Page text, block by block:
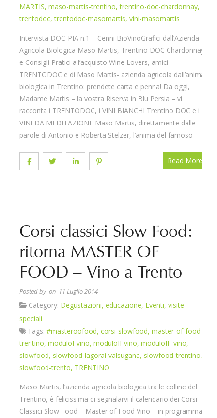
MARTIS, maso-martis-trentino,trentino-doc-chardonnay,
trentodoc,trentodoc-masomartis, vini-masomartis
Intervista DOC-PIA n.1 – Cenni BioVinoGrafici dall’Azienda
Agricola Biologica Maso Martis, Trentino DOC Chardonnay
e Consigli Pratici all’acquisto Wine Lovers, amici
TRENTODOC e di Maso Martis- azienda agricola dall’anima
biologica in Trentino: prendete carta e penna! Da oggi,
Madame Martis – la vostra Riserva in Blu Persia – vi
racconta i TRENTODOC, i VINI BIANCHI Trentino DOC e i
VINI DA MEDITAZIONE Maso Martis, direttamente dalle
parole di Antonio e Roberta Stelzer, l’anima del famoso
Read More
Corsi classici Slow Food:
ritorna MASTER OF
FOOD – Vino a Trento
Posted by on 11 Luglio 2014
Category: Degustazioni, educazione, Eventi, visite
speciali
Tags: #masteroofood, corsi-slowfood, master-of-food-
trentino, moduloI-vino, moduloII-vino, moduloIII-vino,
slowfood, slowfood-lagorai-valsugana, slowfood-trentino,
slowfood-trento, TRENTINO
Maso Martis, l’azienda agricola biologica tra le colline del
Trentino, è felicissima di segnalarvi il calendario dei Corsi
Classici Slow Food – Master of Food Vino – in programma